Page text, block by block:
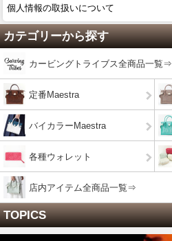
個人情報の取扱いについて
カテゴリーから探す
カービングトライブス全商品一覧⇒
定番Maestra
バイカラーMaestra
各種ウォレット
店内アイテム全商品一覧⇒
TOPICS